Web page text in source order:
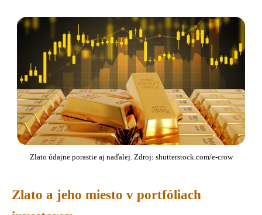
Zlato údajne porastie aj naďalej. Zdroj: shutterstock.com/e-crow
Zlato a jeho miesto v portfóliach